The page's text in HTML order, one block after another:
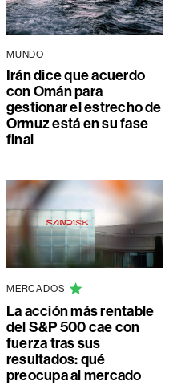
MUNDO
Irán dice que acuerdo
con Omán para
gestionar el estrecho de
Ormuz está en su fase
final
MERCADOS
La acción más rentable
del S&P 500 cae con
fuerza tras sus
resultados: qué
preocupa al mercado